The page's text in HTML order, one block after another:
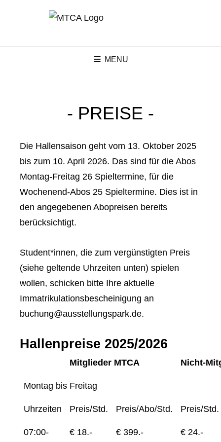
MENU
- PREISE -
Die Hallensaison geht vom 13. Oktober 2025
bis zum 10. April 2026. Das sind für die Abos
Montag-Freitag 26 Spieltermine, für die
Wochenend-Abos 25 Spieltermine. Dies ist in
den angegebenen Abopreisen bereits
berücksichtigt.
Student*innen, die zum vergünstigten Preis
(siehe geltende Uhrzeiten unten) spielen
wollen, schicken bitte Ihre aktuelle
Immatrikulationsbescheinigung an
buchung@ausstellungspark.de.
Hallenpreise 2025/2026
Mitglieder MTCA Nicht-
Montag bis Freitag
Uhrzeiten Preis/Std. Preis/Abo/Std. Preis/Std.
07:00-
€ 18.- € 399.- € 24.-